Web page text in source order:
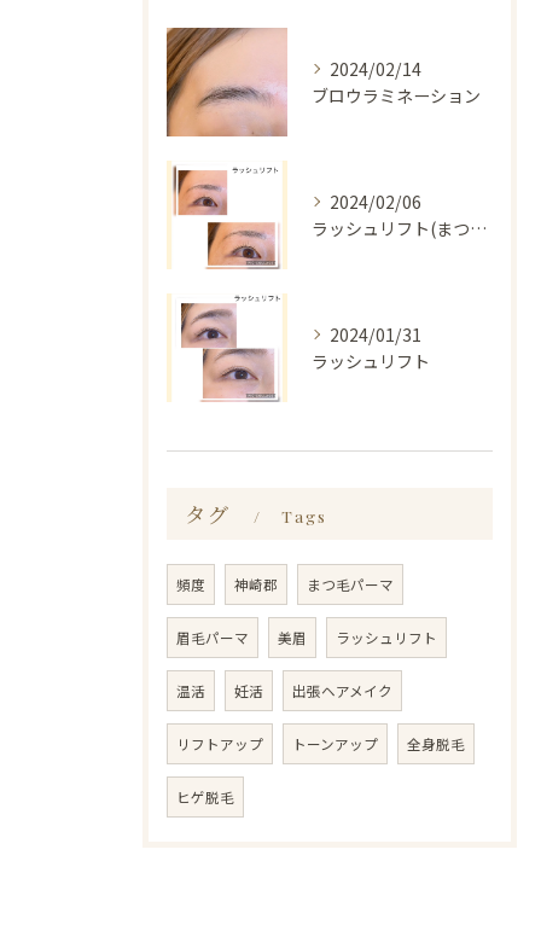
2024/02/14
ブロウラミネーション
2024/02/06
ラッシュリフト(まつ毛パーマ)
2024/01/31
ラッシュリフト
タグ Tags
頻度 神崎郡 まつ毛パーマ
眉毛パーマ 美眉 ラッシュリフト
温活 妊活 出張ヘアメイク
リフトアップ トーンアップ 全身脱毛
ヒゲ脱毛